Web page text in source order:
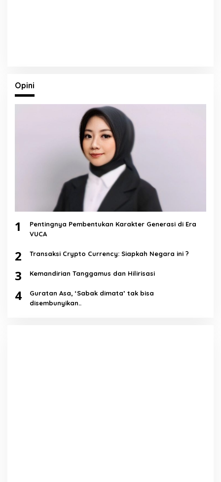
Opini
1
Pentingnya Pembentukan Karakter Generasi di Era
VUCA
2 Transaksi Crypto Currency: Siapkah Negara ini ?
3 Kemandirian Tanggamus dan Hilirisasi
4
Guratan Asa, ‘Sabak dimata’ tak bisa
disembunyikan..